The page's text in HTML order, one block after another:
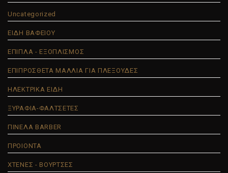
Uncategorized
ΕΙΔΗ ΒΑΦΕΙΟΥ
ΕΠΙΠΛΑ - ΕΞΟΠΛΙΣΜΟΣ
ΕΠΙΠΡΟΣΘΕΤΑ ΜΑΛΛΙΑ ΓΙΑ ΠΛΕΞΟΥΔΕΣ
ΗΛΕΚΤΡΙΚΑ ΕΙΔΗ
ΞΥΡΑΦΙΑ-ΦΑΛΤΣΕΤΕΣ
ΠΙΝΕΛΑ BARBER
ΠΡΟΙΟΝΤΑ
ΧΤΕΝΕΣ - ΒΟΥΡΤΣΕΣ